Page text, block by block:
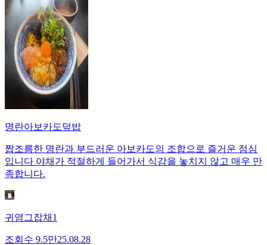
명란아보카도덮밥
짭조름한 명란과 부드러운 아보카도의 조합으로 즐거운 점심
입니다 야채가 적절하게 들어가서 식감을 놓치지 않고 매우 만
족합니다.
귀염그잡채1
조회수 9.5만25.08.28